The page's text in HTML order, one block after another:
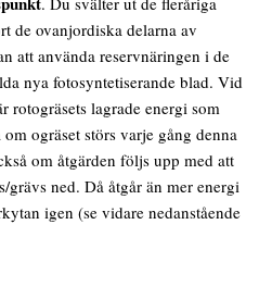
de ovanjordiska delarna av
att använda reservnäringen i de
nya fotosyntetiserande blad. Vid
rotogräsets lagrade energi som
ogräset störs varje gång denna
om åtgärden följs upp med att
ned. Då åtgår än mer energi
igen (se vidare nedanstående